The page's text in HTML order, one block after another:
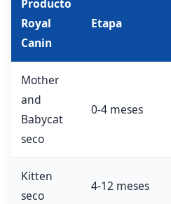
Producto
Royal
Canin
Etapa
Mother
and
Babycat
seco
0-4 meses
Kitten
seco
4-12 meses